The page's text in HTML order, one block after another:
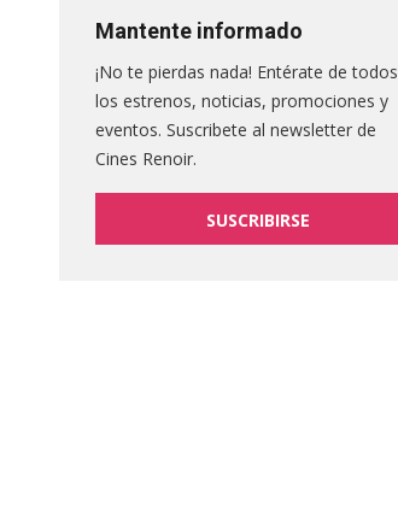
Mantente informado
¡No te pierdas nada! Entérate de todos
los estrenos, noticias, promociones y
eventos. Suscribete al newsletter de
Cines Renoir.
SUSCRIBIRSE